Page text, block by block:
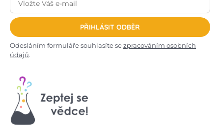
PŘIHLÁSIT ODBĚR
Odesláním formuláře souhlasíte sezpracováním osobních
údajů.